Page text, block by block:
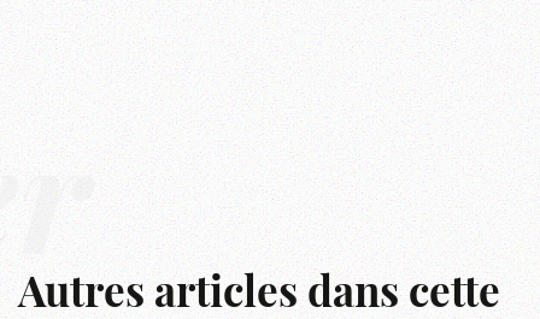
Autres articles dans cette